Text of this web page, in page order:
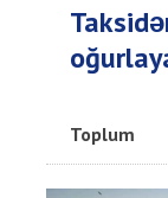
Toplum